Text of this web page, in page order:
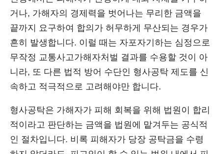
거나, 가해자의 경제력을 벗어나는 무리한 금액을
끝까지 요구하여 합의가 허무하게 무산되는 경우가
흔히 발생합니다. 이럴 때는 자포자기하는 심정으로
무작정 교통사고가해자처벌 결과를 수용할 것이 아
니라, 또 다른 법적 방어 수단인 형사공탁 제도를 신
속하고 적극적으로 고려해야만 합니다.
형사공탁은 가해자가 피해 회복을 위해 법원이 합리
적이라고 판단하는 금액을 법원에 맡겨두는 공식적
인 절차입니다. 비록 피해자가 당장 공탁금을 수령